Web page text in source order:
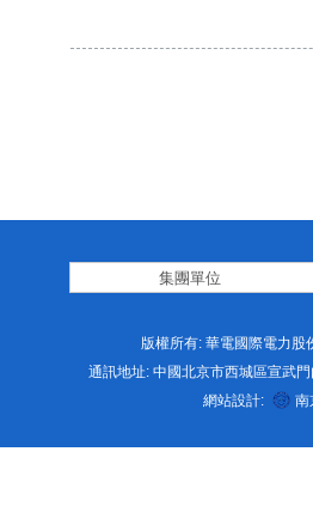
版權所有: 華電國際電力股
通訊地址: 中國北京市西城區宣武
網站設計:
南